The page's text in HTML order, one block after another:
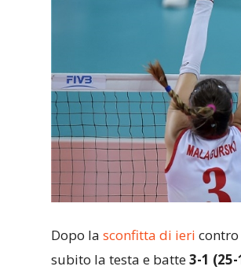
Dopo la sconfitta di ieri contro
subito la testa e batte3-1